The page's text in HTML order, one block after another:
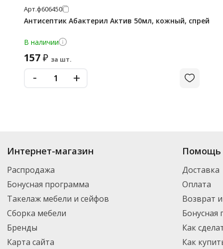
Арт.ф606450
Антисептик Абактерил Актив 50мл, кожный, спрей
В наличии
157₽ за шт.
- +
Интернет-магазин
Распродажа
Бонусная программа
Такелаж мебели и сейфов
Сборка мебели
Бренды
Карта сайта
Помощь
Доставка
Оплата
Возврат
Бонусная
Как
Как